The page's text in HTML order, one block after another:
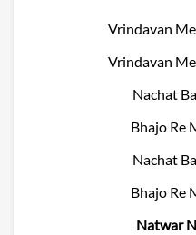
Vrindavan
Vrindavan
Nachat
Bhajo Re
Nachat
Bhajo Re
Natwar